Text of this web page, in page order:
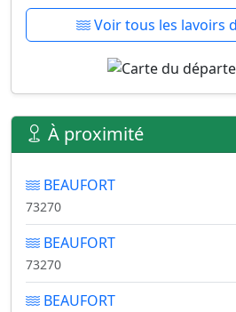
Voir tous les lavoirs
À proximité
BEAUFORT
73270
BEAUFORT
73270
BEAUFORT